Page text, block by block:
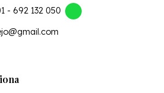
- 692 132 050